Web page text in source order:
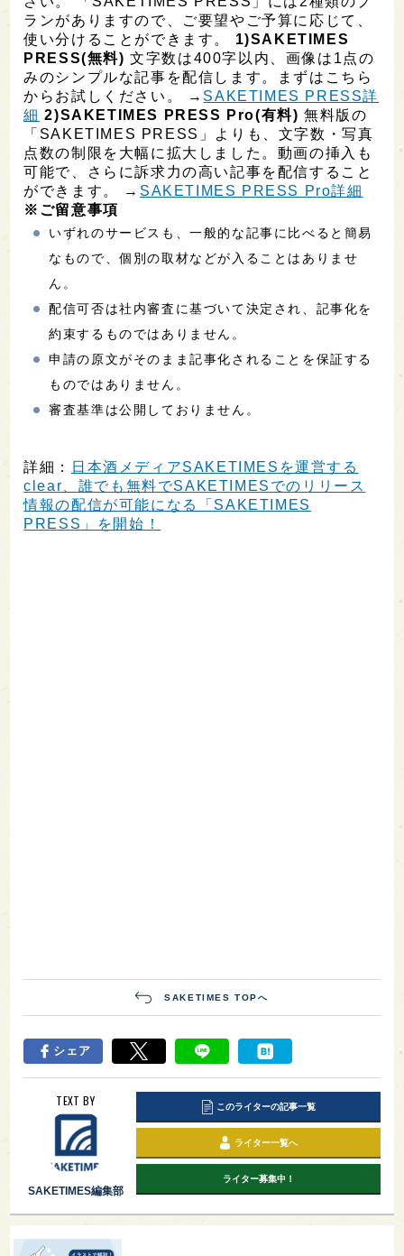
ランがありますので、ご要望やご予算に応じて、
使い分けることができます。 1)SAKETIMES
PRESS(無料) 文字数は400字以内、画像は1点の
みのシンプルな記事を配信します。まずはこちら
からお試しください。 → SAKETIMES PRESS詳
細 2)SAKETIMES PRESS Pro(有料) 無料版の
「SAKETIMES PRESS」よりも、文字数・写真
点数の制限を大幅に拡大しました。動画の挿入も
可能で、さらに訴求力の高い記事を配信すること
ができます。 → SAKETIMES PRESS Pro詳細
※ご留意事項
いずれのサービスも、一般的な記事に比べると簡易
なもので、個別の取材などが入ることはありませ
ん。
配信可否は社内審査に基づいて決定され、記事化を
約束するものではありません。
申請の原文がそのまま記事化されることを保証する
ものではありません。
審査基準は公開しておりません。
詳細：
日本酒メディアSAKETIMESを運営する
clear、誰でも無料でSAKETIMESでのリリース
情報の配信が可能になる「SAKETIMES
PRESS」を開始！
SAKETIMES TOPへ
シェア
TEXT BY
SAKETIMES編集部
このライターの記事一覧
ライター一覧へ
ライター募集中！